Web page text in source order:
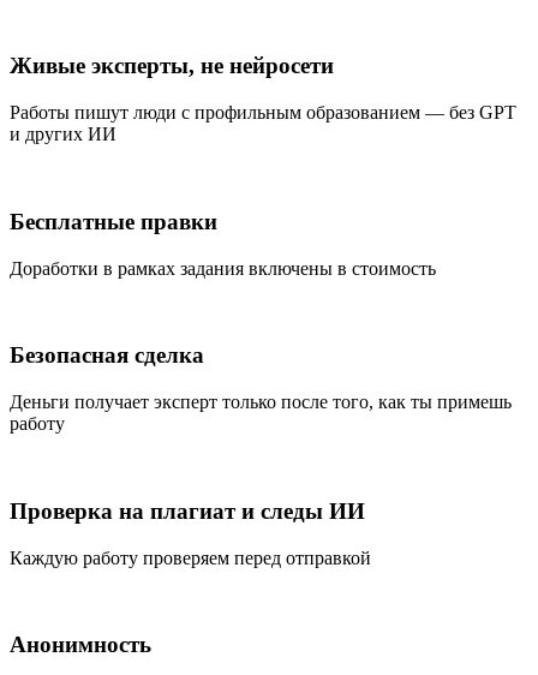
Живые эксперты, не нейросети
Работы пишут люди с профильным образованием — без GPT
и других ИИ
Бесплатные правки
Доработки в рамках задания включены в стоимость
Безопасная сделка
Деньги получает эксперт только после того, как ты примешь
работу
Проверка на плагиат и следы ИИ
Каждую работу проверяем перед отправкой
Анонимность